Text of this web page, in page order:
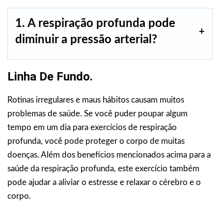
1. A respiração profunda pode
diminuir a pressão arterial?
Linha De Fundo.
Rotinas irregulares e maus hábitos causam muitos
problemas de saúde. Se você puder poupar algum
tempo em um dia para exercícios de respiração
profunda, você pode proteger o corpo de muitas
doenças. Além dos benefícios mencionados acima para a
saúde da respiração profunda, este exercício também
pode ajudar a aliviar o estresse e relaxar o cérebro e o
corpo.